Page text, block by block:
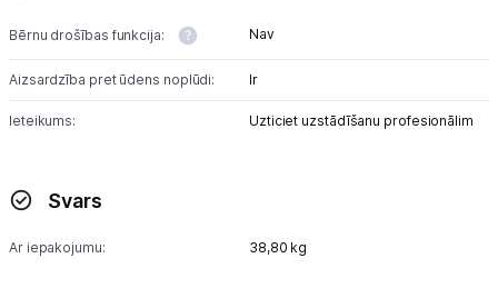
Bērnu drošības funkcija: Nav
Aizsardzība pret ūdens noplūdi: Ir
Ieteikums: Uzticiet uzstādīšanu profesionālim
Svars
Ar iepakojumu: 38,80 kg